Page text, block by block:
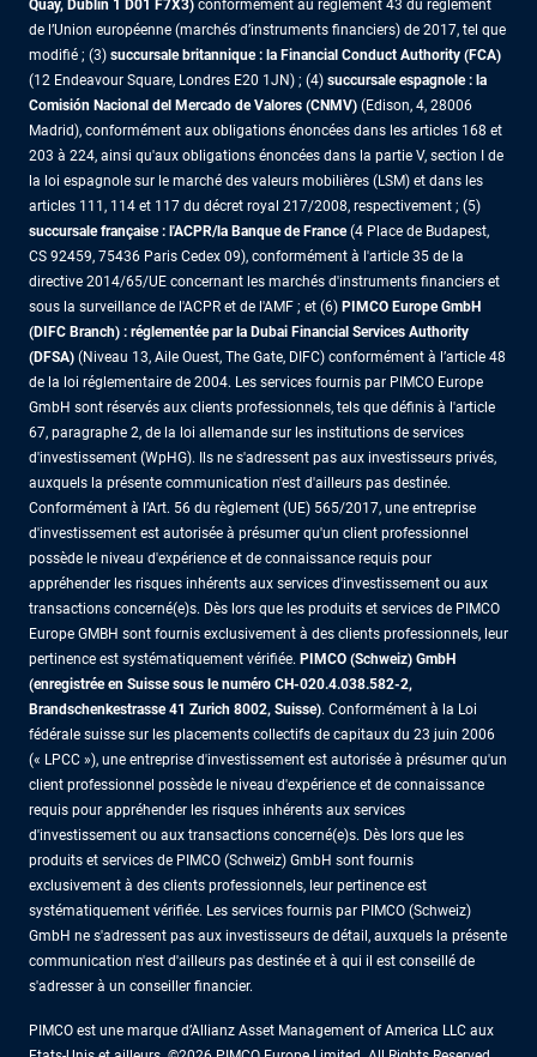
Quay, Dublin 1 D01 F7X3) conformément au règlement 43 du règlement
de l’Union européenne (marchés d’instruments financiers) de 2017, tel que
modifié ; (3) succursale britannique : la Financial Conduct Authority (FCA)
(12 Endeavour Square, Londres E20 1JN) ; (4) succursale espagnole : la
Comisión Nacional del Mercado de Valores (CNMV) (Edison, 4, 28006
Madrid), conformément aux obligations énoncées dans les articles 168 et
203 à 224, ainsi qu'aux obligations énoncées dans la partie V, section I de
la loi espagnole sur le marché des valeurs mobilières (LSM) et dans les
articles 111, 114 et 117 du décret royal 217/2008, respectivement ; (5)
succursale française : l'ACPR/la Banque de France(4 Place de Budapest,
CS 92459, 75436 Paris Cedex 09), conformément à l'article 35 de la
directive 2014/65/UE concernant les marchés d'instruments financiers et
sous la surveillance de l'ACPR et de l'AMF ; et (6) PIMCO Europe GmbH
(DIFC Branch) : réglementée par la Dubai Financial Services Authority
(DFSA) (Niveau 13, Aile Ouest, The Gate, DIFC) conformément à l’article 48
de la loi réglementaire de 2004. Les services fournis par PIMCO Europe
GmbH sont réservés aux clients professionnels, tels que définis à l'article
67, paragraphe 2, de la loi allemande sur les institutions de services
d'investissement (WpHG). Ils ne s'adressent pas aux investisseurs privés,
auxquels la présente communication n'est d'ailleurs pas destinée.
Conformément à l’Art. 56 du règlement (UE) 565/2017, une entreprise
d'investissement est autorisée à présumer qu'un client professionnel
possède le niveau d'expérience et de connaissance requis pour
appréhender les risques inhérents aux services d'investissement ou aux
transactions concerné(e)s. Dès lors que les produits et services de PIMCO
Europe GMBH sont fournis exclusivement à des clients professionnels, leur
pertinence est systématiquement vérifiée. PIMCO (Schweiz) GmbH
(enregistrée en Suisse sous le numéro CH-020.4.038.582-2,
Brandschenkestrasse 41 Zurich 8002, Suisse). Conformément à la Loi
fédérale suisse sur les placements collectifs de capitaux du 23 juin 2006
(« LPCC »), une entreprise d'investissement est autorisée à présumer qu'un
client professionnel possède le niveau d'expérience et de connaissance
requis pour appréhender les risques inhérents aux services
d'investissement ou aux transactions concerné(e)s. Dès lors que les
produits et services de PIMCO (Schweiz) GmbH sont fournis
exclusivement à des clients professionnels, leur pertinence est
systématiquement vérifiée. Les services fournis par PIMCO (Schweiz)
GmbH ne s'adressent pas aux investisseurs de détail, auxquels la présente
communication n'est d'ailleurs pas destinée et à qui il est conseillé de
s'adresser à un conseiller financier.
PIMCO est une marque d’Allianz Asset Management of America LLC aux